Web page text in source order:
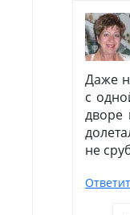
Даже
с
дворе
не